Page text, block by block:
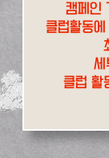
캠페인
클럽활동
세
클럽 활